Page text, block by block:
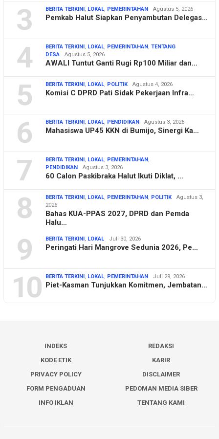
3 BERITA TERKINI LOKAL PEMERINTAHAN Agustus 5, 2026
Pemkab Halut Siapkan Penyambutan Delegas…
4 BERITA TERKINI LOKAL PEMERINTAHAN TENTANG
DESA
Agustus 5, 2026
AWALI Tuntut Ganti Rugi Rp100 Miliar dan…
5 BERITA TERKINI LOKAL POLITIK Agustus 4, 2026
Komisi C DPRD Pati Sidak Pekerjaan Infra…
6 BERITA TERKINI LOKAL PENDIDIKAN Agustus 3, 2026
Mahasiswa UP45 KKN di Bumijo, Sinergi Ka…
7 BERITA TERKINI LOKAL PEMERINTAHAN
PENDIDIKAN
Agustus 3, 2026
60 Calon Paskibraka Halut Ikuti Diklat, …
8 BERITA TERKINI LOKAL PEMERINTAHAN POLITIK
Agustus 3,
2026
Bahas KUA-PPAS 2027, DPRD dan Pemda
Halu…
9 BERITA TERKINI LOKAL Juli 30, 2026
Peringati Hari Mangrove Sedunia 2026, Pe…
10 BERITA TERKINI LOKAL PEMERINTAHAN Juli 29, 2026
Piet-Kasman Tunjukkan Komitmen, Jembatan…
INDEKS
REDAKSI
KODE ETIK
KARIR
PRIVACY POLICY
DISCLAIMER
FORM PENGADUAN
PEDOMAN MEDIA SIBER
INFO IKLAN
TENTANG KAMI